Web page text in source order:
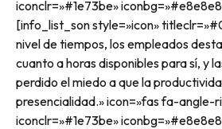
iconclr=»#1e73be»
[info_list_son style=»icon»
nivel de tiempos, los empleados
cuanto a horas disponibles para sí, y
perdido el miedo a que la
presencialidad.» icon=»fas fa-angle-
iconclr=»#1e73be»